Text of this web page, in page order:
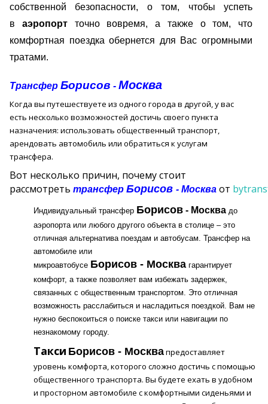
собственной безопасности, о том, чтобы успеть
в аэропортточно вовремя, а также о том, что
комфортная поездка обернется для Вас огромными
тратами.
Трансфер Борисов - Москва
Когда вы путешествуете из одного города в другой, у вас
есть несколько возможностей достичь своего пункта
назначения: использовать общественный транспорт,
арендовать автомобиль или обратиться к услугам
трансфера.
Вот несколько причин, почему стоит
рассмотреть трансфер Борисов - Москва от
Индивидуальный трансфер Борисов - Москва до
аэропорта или любого другого объекта в столице – это
отличная альтернатива поездам и автобусам. Трансфер на
автомобиле или
микроавтобусе Борисов - Москва гарантирует
комфорт, а также позволяет вам избежать задержек,
связанных с общественным транспортом. Это отличная
возможность расслабиться и насладиться поездкой. Вам не
нужно беспокоиться о поиске такси или навигации по
незнакомому городу.
Такси Борисов - Москвапредоставляет
уровень комфорта, которого сложно достичь с помощью
общественного транспорта. Вы будете ехать в удобном
и просторном автомобиле с комфортными сиденьями и